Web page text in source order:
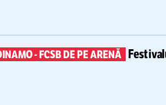
-FCSB DE PE ARENĂ